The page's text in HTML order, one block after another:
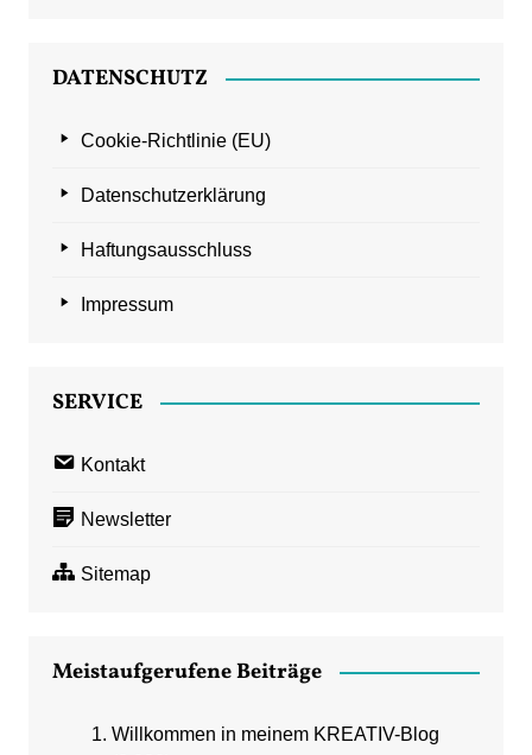
DATENSCHUTZ
Cookie-Richtlinie (EU)
Datenschutzerklärung
Haftungsausschluss
Impressum
SERVICE
Kontakt
Newsletter
Sitemap
Meistaufgerufene Beiträge
Willkommen in meinem KREATIV-Blog